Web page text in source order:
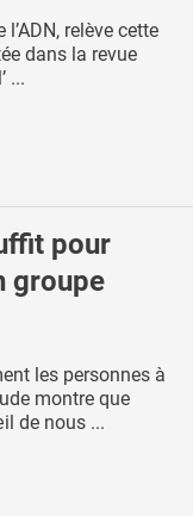
relève cette
dans la revue
...
pour
groupe
les personnes à
montre que
de nous ...